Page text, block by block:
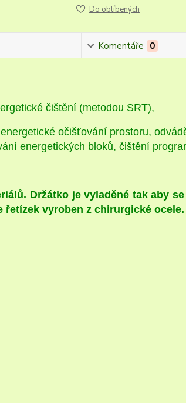
Do oblíbených
Komentáře 0
čištění (metodou SRT),
očišťování prostoru,
energetických bloků, čištění
Držátko je vyladěné tak aby
řetízek vyroben z chirurgické ocele.